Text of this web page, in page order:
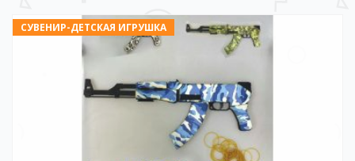
СУВЕНИР-ДЕТСКАЯ ИГРУШКА